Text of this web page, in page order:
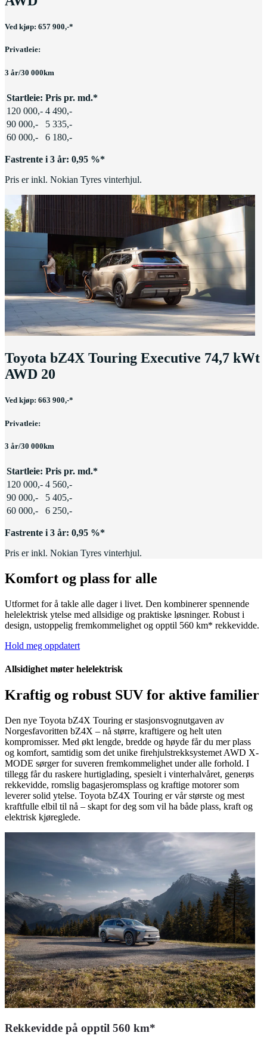
Ved kjøp: 657 900,-*
Privatleie:
3 år/30 000km
Startleie: Pris pr. md.*
120 000,- 4 490,-
90 000,-
5 335,-
60 000,-
6 180,-
Fastrente i 3 år: 0,95 %*
Pris er inkl. Nokian Tyres vinterhjul.
Toyota bZ4X Touring Executive 74,7 kWt
AWD 20
Ved kjøp: 663 900,-*
Privatleie:
3 år/30 000km
Startleie: Pris pr. md.*
120 000,- 4 560,-
90 000,-
5 405,-
60 000,-
6 250,-
Fastrente i 3 år: 0,95 %*
Pris er inkl. Nokian Tyres vinterhjul.
Komfort og plass for alle
Utformet for å takle alle dager i livet. Den kombinerer spennende
helelektrisk ytelse med allsidige og praktiske løsninger. Robust i
design, ustoppelig fremkommelighet og opptil 560 km* rekkevidde.
Hold meg oppdatert
Allsidighet møter helelektrisk
Kraftig og robust SUV for aktive familier
Den nye Toyota bZ4X Touring er stasjonsvognutgaven av
Norgesfavoritten bZ4X – nå større, kraftigere og helt uten
kompromisser. Med økt lengde, bredde og høyde får du mer plass
og komfort, samtidig som det unike firehjulstrekksystemet AWD X-
MODE sørger for suveren fremkommelighet under alle forhold. I
tillegg får du raskere hurtiglading, spesielt i vinterhalvåret, generøs
rekkevidde, romslig bagasjeromsplass og kraftige motorer som
leverer solid ytelse. Toyota bZ4X Touring er vår største og mest
kraftfulle elbil til nå – skapt for deg som vil ha både plass, kraft og
elektrisk kjøreglede.
Rekkevidde på opptil 560 km*